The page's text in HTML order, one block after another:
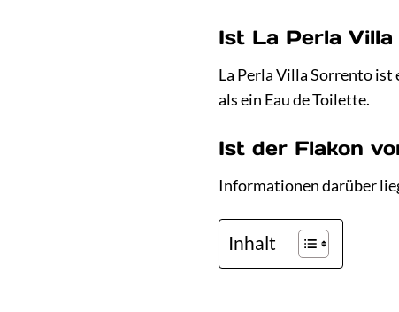
Ist La Perla
La Perla Villa Sorrento ist
als ein Eau de Toilette.
Ist der Flakon
Informationen darüber
Inhalt